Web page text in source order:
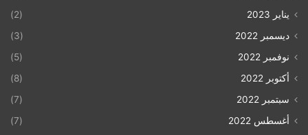
يناير 2023
(2)
ديسمبر 2022
(3)
نوفمبر 2022
(5)
أكتوبر 2022
(8)
سبتمبر 2022
(7)
أغسطس 2022
(7)